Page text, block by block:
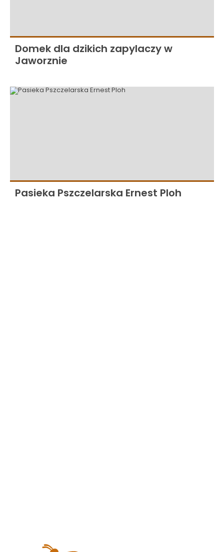
Domek dla dzikich zapylaczy w
Jaworznie
Pasieka Pszczelarska Ernest Ploh